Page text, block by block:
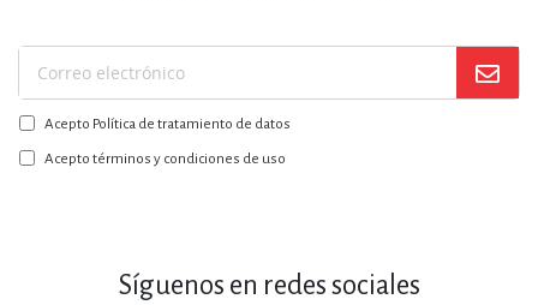
Suscríbase
a
nuestro
boletín:
Acepto Política de tratamiento de datos
Acepto términos y condiciones de uso
Síguenos en redes sociales